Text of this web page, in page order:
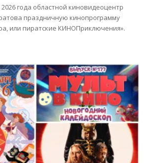
года областной киновидеоцентр
праздничную кинопрограмму
или пиратские КИНОПриключения».